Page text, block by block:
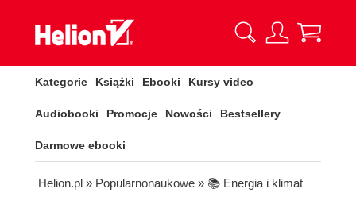
Kategorie Książki Ebooki Kursy video
Audiobooki Promocje Nowości Bestsellery
Darmowe ebooki
Helion.pl » Popularnonaukowe » 📚 Energia i klimat